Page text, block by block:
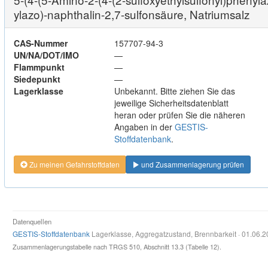
ylazo)-naphthalin-2,7-sulfonsäure, Natriumsalz
CAS-Nummer
157707-94-3
UN/NA/DOT/IMO
—
Flammpunkt
—
Siedepunkt
—
Lagerklasse
Unbekannt. Bitte ziehen Sie das
jeweilige Sicherheitsdatenblatt
heran oder prüfen Sie die näheren
Angaben in der GESTIS-
Stoffdatenbank.
Zu meinen Gefahrstoffdaten und Zusammenlagerung prüfen
Datenquellen
GESTIS-Stoffdatenbank Lagerklasse, Aggregatzustand, Brennbarkeit ·
Zusammenlagerungstabelle nach TRGS 510, Abschnitt 13.3 (Tabelle 12).